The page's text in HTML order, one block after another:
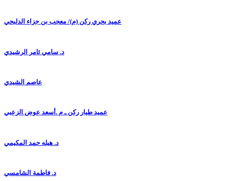
عميد بحري ركن (م)/ معجب بن جزاء الدلبحي
د. سامي ثامر الرشيدي
عاصم الشيدي
عميد طيار ركن ـ م .أسعد عوض الزعبي
د. هيله حمد المكيمي
د. فاطمة الشامسي